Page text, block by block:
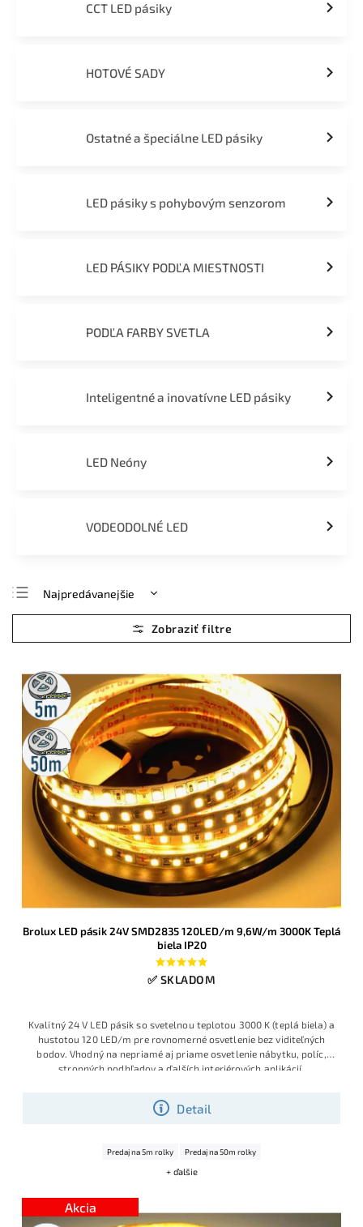
CCT LED pásiky
HOTOVÉ SADY
Ostatné a špeciálne LED pásiky
LED pásiky s pohybovým senzorom
LED PÁSIKY PODĽA MIESTNOSTI
PODĽA FARBY SVETLA
Inteligentné a inovatívne LED pásiky
LED Neóny
VODEODOLNÉ LED
Najpredávanejšie
Najlacnejšie
Najdrahšie
Abecedne
5m
rolka
50m
rolka
Brolux LED pásik 24V SMD2835 120LED/m 9,6W/m 3000K Teplá
biela IP20
✅ SKLADOM
Detail
Kvalitný 24 V LED pásik so svetelnou teplotou 3000 K (teplá biela) a
hustotou 120 LED/m pre rovnomerné osvetlenie bez viditeľných
bodov. Vhodný na nepriamé aj priame osvetlenie nábytku, políc,
stropných podhľadov a ďalších interiérových aplikácií.
Predaj na 5m rolky Predaj na 50m rolky
+ ďalšie
Akcia